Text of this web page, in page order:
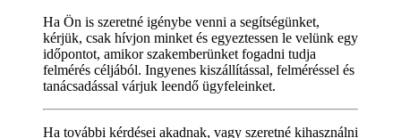
Ha Ön is szeretné igénybe venni a segítségünket,
kérjük, csak hívjon minket és egyeztessen le velünk egy
időpontot, amikor szakemberünket fogadni tudja
felmérés céljából. Ingyenes kiszállítással, felméréssel és
tanácsadással várjuk leendő ügyfeleinket.
Ha további kérdései akadnak, vagy szeretné kihasználni